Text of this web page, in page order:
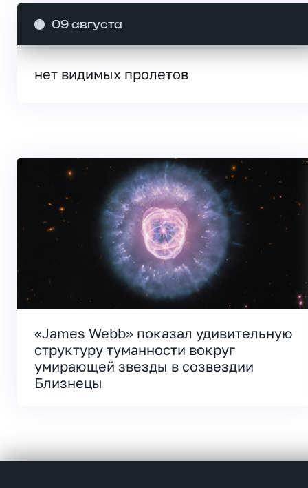
09 августа
нет видимых пролетов
«James Webb» показал удивительную
структуру туманности вокруг
умирающей звезды в созвездии
Близнецы